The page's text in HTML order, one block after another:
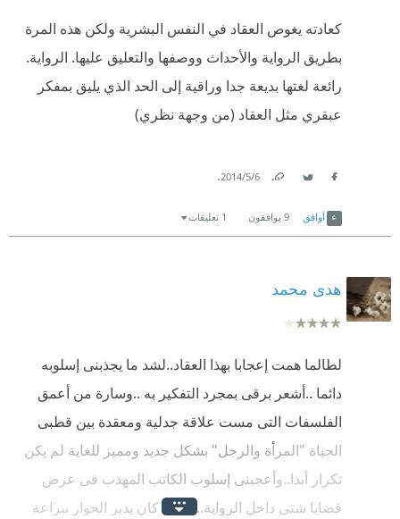
كعادته يغوص العقاد في النفس البشرية ولكن هذه المرة
بطريق الرواية والأحداث ووصفها والتعليق عليها. الرواية.
رائعة لغتها بديعة جدا وراقية إلى الحد الذي يليق بمفكر
عبقري مثل العقاد (من وجهة نظري)
6‏/5‏/2014
.
أوافق 9 يوافقون 1 تعليقات
هدى محمد
لطالما همت إعجابا بهذا العقاد..لشد ما يجذبنى إسلوبه
دائما ..أشعر برقى بمجرد التفكير به ..وسارة من أعمق
الفلسفات التى مست علاقة جدلية ومعقدة بين قطبى
الحياة "المرأة والرجل" بشكل جديد ومميز للغاية لم يكن
تكرار أبدا..وأعجبنى إسلوب الكاتب المهذب فى عرض
قضايا شتى داخل الرواية..وكيف كان يدير الحوار ببراعة